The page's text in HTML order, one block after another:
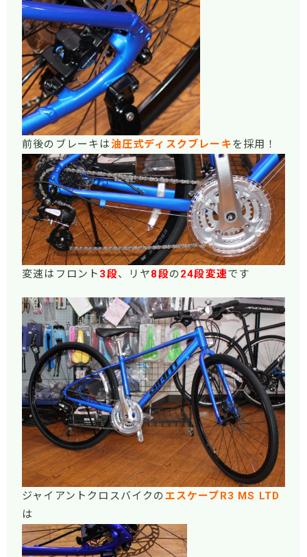
前後のブレーキは油圧式ディスクブレーキを採用！
変速はフロント 3段、リヤ8段の 24段変速です
ジャイアントクロスバイクの エスケープR3 MS LTD
は